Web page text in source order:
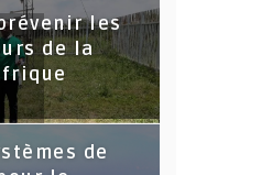
les
de la
de